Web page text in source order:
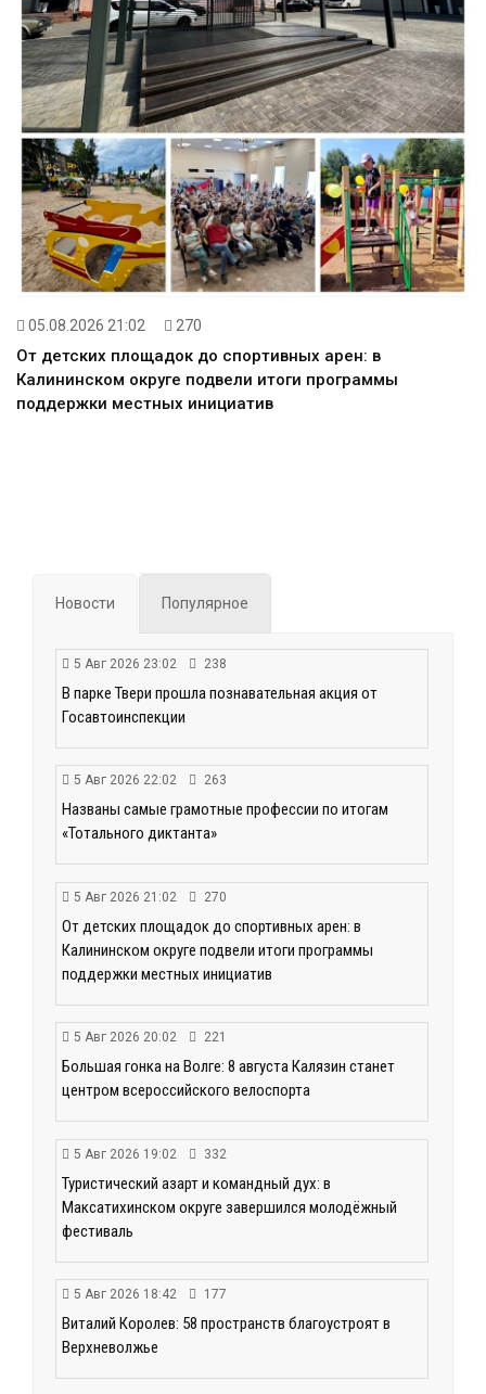
05.08.2026 21:02 270
От детских площадок до спортивных арен: в
Калининском округе подвели итоги программы
поддержки местных инициатив
Новости Популярное
5 Авг 2026 23:02 238
В парке Твери прошла познавательная акция от
Госавтоинспекции
5 Авг 2026 22:02 263
Названы самые грамотные профессии по итогам
«Тотального диктанта»
5 Авг 2026 21:02 270
От детских площадок до спортивных арен: в
Калининском округе подвели итоги программы
поддержки местных инициатив
5 Авг 2026 20:02 221
Большая гонка на Волге: 8 августа Калязин станет
центром всероссийского велоспорта
5 Авг 2026 19:02 332
Туристический азарт и командный дух: в
Максатихинском округе завершился молодёжный
фестиваль
5 Авг 2026 18:42 177
Виталий Королев: 58 пространств благоустроят в
Верхневолжье